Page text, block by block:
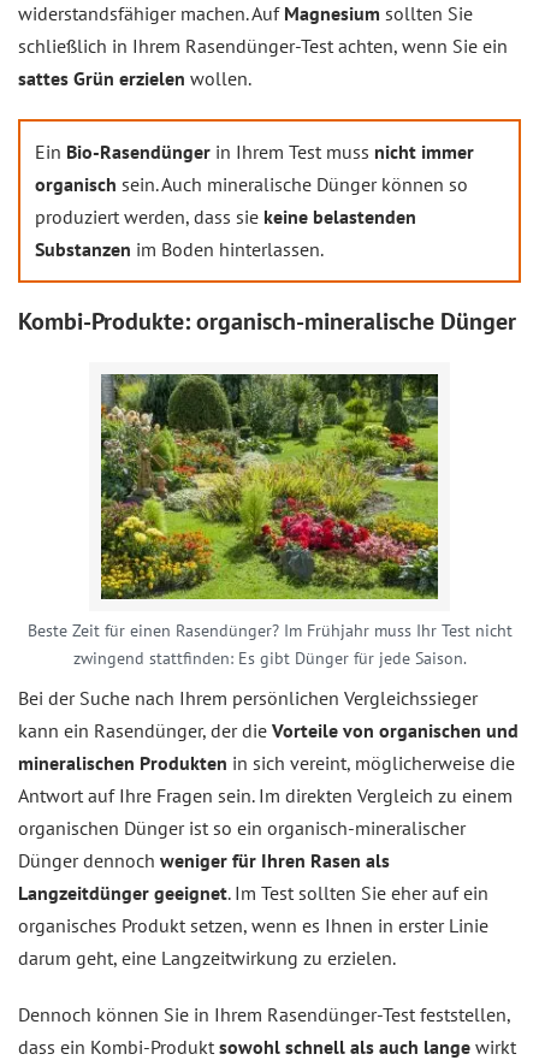
widerstandsfähiger machen. Auf Magnesium sollten Sie
schließlich in Ihrem Rasendünger-Test achten, wenn Sie ein
sattes Grün erzielen wollen.
Ein Bio-Rasendünger in Ihrem Test muss nicht immer
organisch sein. Auch mineralische Dünger können so
produziert werden, dass sie keine belastenden
Substanzen im Boden hinterlassen.
Kombi-Produkte: organisch-mineralische Dünger
Beste Zeit für einen Rasendünger? Im Frühjahr muss Ihr Test nicht
zwingend stattfinden: Es gibt Dünger für jede Saison.
Bei der Suche nach Ihrem persönlichen Vergleichssieger
kann ein Rasendünger, der die Vorteile von organischen und
mineralischen Produkten in sich vereint, möglicherweise die
Antwort auf Ihre Fragen sein. Im direkten Vergleich zu einem
organischen Dünger ist so ein organisch-mineralischer
Dünger dennoch weniger für Ihren Rasen als
Langzeitdünger geeignet. Im Test sollten Sie eher auf ein
organisches Produkt setzen, wenn es Ihnen in erster Linie
darum geht, eine Langzeitwirkung zu erzielen.
Dennoch können Sie in Ihrem Rasendünger-Test feststellen,
dass ein Kombi-Produkt sowohl schnell als auch lange wirkt